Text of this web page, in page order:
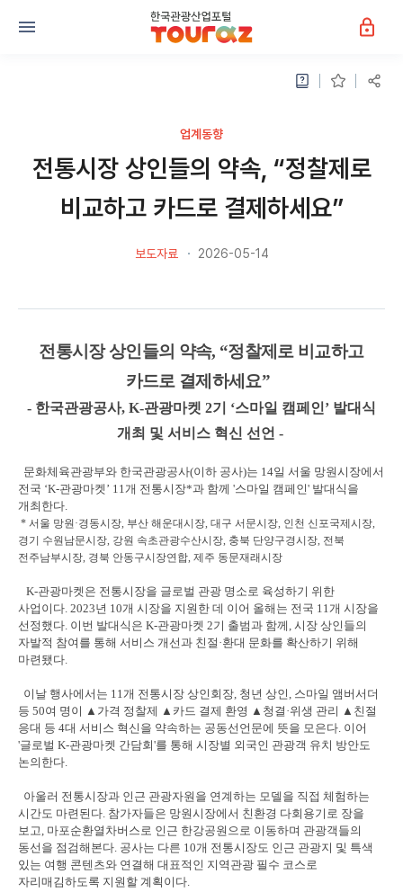
업계동향
전통시장 상인들의 약속, “정찰제로
비교하고 카드로 결제하세요”
보도자료 2026-05-14
전통시장 상인들의 약속, “정찰제로 비교하고
카드로 결제하세요”
- 한국관광공사, K-관광마켓 2기 ‘스마일 캠페인’ 발대식
개최 및 서비스 혁신 선언 -
문화체육관광부와 한국관광공사(이하 공사)는 14일 서울 망원시장에서
전국 ‘K-관광마켓’ 11개 전통시장*과 함께 '스마일 캠페인' 발대식을
개최한다.
* 서울 망원·경동시장, 부산 해운대시장, 대구 서문시장, 인천 신포국제시장,
경기 수원남문시장, 강원 속초관광수산시장, 충북 단양구경시장, 전북
전주남부시장, 경북 안동구시장연합, 제주 동문재래시장
K-관광마켓은 전통시장을 글로벌 관광 명소로 육성하기 위한
사업이다. 2023년 10개 시장을 지원한 데 이어 올해는 전국 11개 시장을
선정했다. 이번 발대식은 K-관광마켓 2기 출범과 함께, 시장 상인들의
자발적 참여를 통해 서비스 개선과 친절·환대 문화를 확산하기 위해
마련됐다.
이날 행사에서는 11개 전통시장 상인회장, 청년 상인, 스마일 앰버서더
등 50여 명이 ▲가격 정찰제 ▲카드 결제 환영 ▲청결·위생 관리 ▲친절
응대 등 4대 서비스 혁신을 약속하는 공동선언문에 뜻을 모은다. 이어
'글로벌 K-관광마켓 간담회'를 통해 시장별 외국인 관광객 유치 방안도
논의한다.
아울러 전통시장과 인근 관광자원을 연계하는 모델을 직접 체험하는
시간도 마련된다. 참가자들은 망원시장에서 친환경 다회용기로 장을
보고, 마포순환열차버스로 인근 한강공원으로 이동하며 관광객들의
동선을 점검해본다. 공사는 다른 10개 전통시장도 인근 관광지 및 특색
있는 여행 콘텐츠와 연결해 대표적인 지역관광 필수 코스로
자리매김하도록 지원할 계획이다.